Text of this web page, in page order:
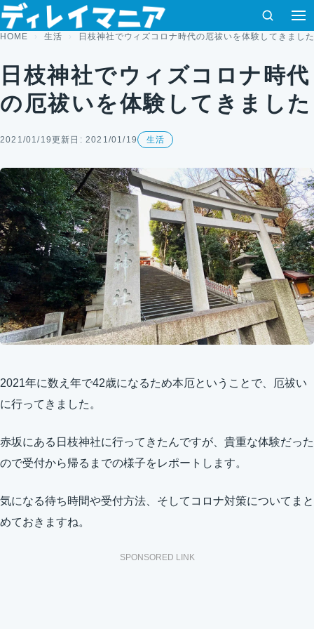
コンテンツへスキップ
検索
HOME 生活 日枝神社でウィズコロナ時代の厄祓いを体験してきました
日枝神社でウィズコロナ時代
の厄祓いを体験してきました
2021/01/19更新日: 2021/01/19 生活
2021年に数え年で42歳になるため本厄ということで、厄祓い
に行ってきました。
赤坂にある日枝神社に行ってきたんですが、貴重な体験だった
ので受付から帰るまでの様子をレポートします。
気になる待ち時間や受付方法、そしてコロナ対策についてまと
めておきますね。
SPONSORED LINK